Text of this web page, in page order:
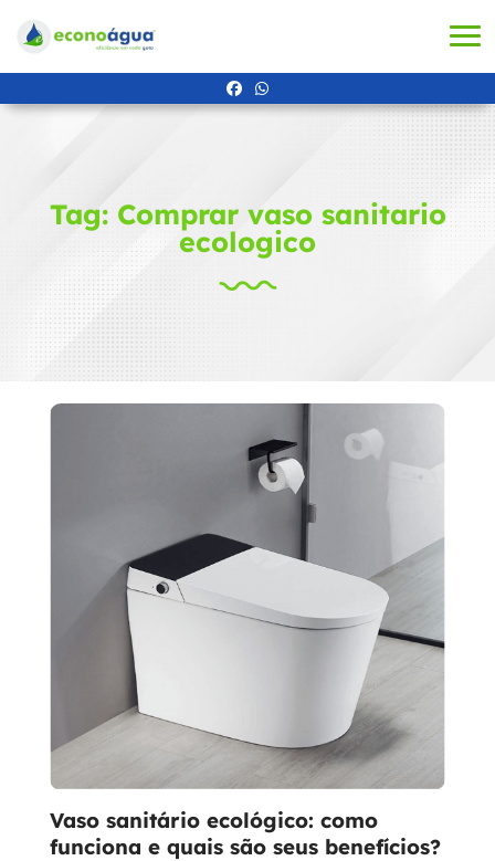
Tag: Comprar vaso sanitario
ecologico
Vaso sanitário ecológico: como
funciona e quais são seus benefícios?